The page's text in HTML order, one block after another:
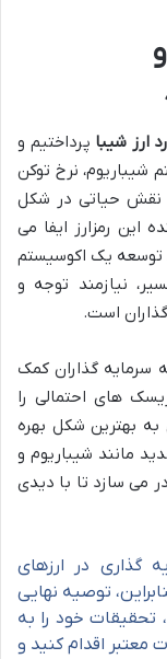
ارز شیبا پرداختیم و
شیباریوم، نرخ توکن
نقش حیاتی در شکل
این رمزارز ایفا می
توسعه یک اکوسیستم
نیازمند توجه و
است.
سرمایه گذاران کمک
های احتمالی را
بهترین شکل بهره
مانند شیباریوم و
می سازد تا با دیدی
گذاری در ارزهای
توصیه نهایی
خود را به
معتبر اقدام کنید و